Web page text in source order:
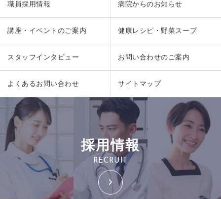
職員採用情報 病院からのお知らせ
講座・イベントのご案内 健康レシピ・野菜スープ
スタッフインタビュー お問い合わせのご案内
よくあるお問い合わせ サイトマップ
採用情報
RECRUIT